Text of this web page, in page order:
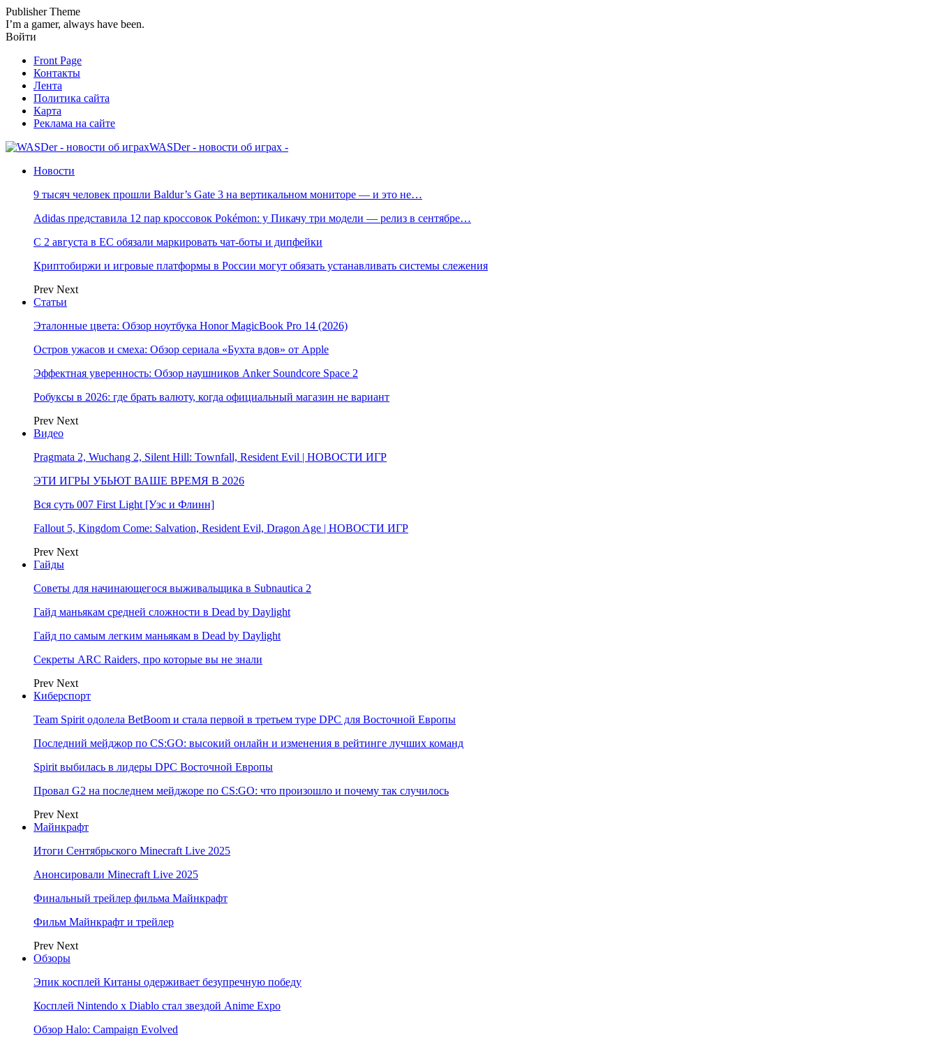
Publisher Theme
I’m a gamer, always have been.
Войти
Front Page
Контакты
Лента
Политика сайта
Карта
Реклама на сайте
WASDer - новости об играх -
Новости
9 тысяч человек прошли Baldur’s Gate 3 на вертикальном мониторе — и это не…
Adidas представила 12 пар кроссовок Pokémon: у Пикачу три модели — релиз в сентябре…
С 2 августа в ЕС обязали маркировать чат-боты и дипфейки
Криптобиржи и игровые платформы в России могут обязать устанавливать системы слежения
Prev Next
Статьи
Эталонные цвета: Обзор ноутбука Honor MagicBook Pro 14 (2026)
Остров ужасов и смеха: Обзор сериала «Бухта вдов» от Apple
Эффектная уверенность: Обзор наушников Anker Soundcore Space 2
Робуксы в 2026: где брать валюту, когда официальный магазин не вариант
Prev Next
Видео
Pragmata 2, Wuchang 2, Silent Hill: Townfall, Resident Evil | НОВОСТИ ИГР
ЭТИ ИГРЫ УБЬЮТ ВАШЕ ВРЕМЯ В 2026
Вся суть 007 First Light [Уэс и Флинн]
Fallout 5, Kingdom Come: Salvation, Resident Evil, Dragon Age | НОВОСТИ ИГР
Prev Next
Гайды
Советы для начинающегося выживальщика в Subnautica 2
Гайд маньякам средней сложности в Dead by Daylight
Гайд по самым легким маньякам в Dead by Daylight
Секреты ARC Raiders, про которые вы не знали
Prev Next
Киберспорт
Team Spirit одолела BetBoom и стала первой в третьем туре DPC для Восточной Европы
Последний мейджор по CS:GO: высокий онлайн и изменения в рейтинге лучших команд
Spirit выбилась в лидеры DPC Восточной Европы
Провал G2 на последнем мейджоре по CS:GO: что произошло и почему так случилось
Prev Next
Майнкрафт
Итоги Сентябрьского Minecraft Live 2025
Анонсировали Minecraft Live 2025
Финальный трейлер фильма Майнкрафт
Фильм Майнкрафт и трейлер
Prev Next
Обзоры
Эпик косплей Китаны одерживает безупречную победу
Косплей Nintendo x Diablo стал звездой Anime Expo
Обзор Halo: Campaign Evolved